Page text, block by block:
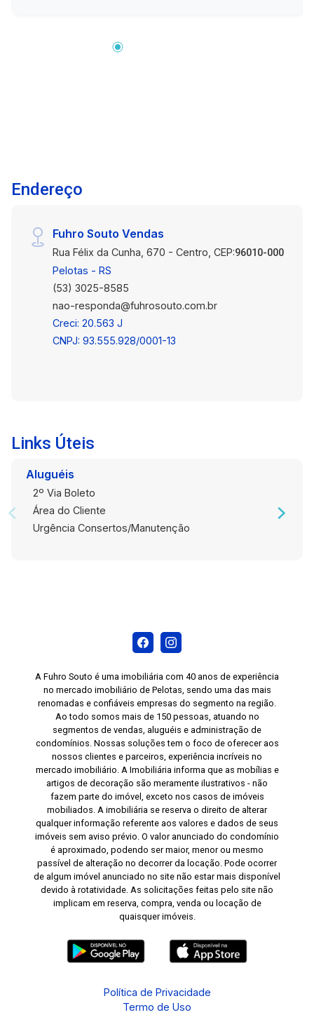
qualidade de vida. Um imóvel raro de encontrar,
Endereço
Fuhro Souto Vendas
Rua Félix da Cunha, 670 - Centro, CEP:96010-000
Pelotas - RS
(53) 3025-8585
nao-responda@fuhrosouto.com.br
Creci: 20.563 J
CNPJ: 93.555.928/0001-13
Links Úteis
Aluguéis
2º Via Boleto
Área do Cliente
Urgência Consertos/Manutenção
A Fuhro Souto é uma imobiliária com 40 anos de experiência
no mercado imobiliário de Pelotas, sendo uma das mais
renomadas e confiáveis empresas do segmento na região.
Ao todo somos mais de 150 pessoas, atuando no
segmentos de vendas, aluguéis e administração de
condomínios. Nossas soluções tem o foco de oferecer aos
nossos clientes e parceiros, experiência incríveis no
mercado imobiliário. A Imobiliária informa que as mobílias e
artigos de decoração são meramente ilustrativos - não
fazem parte do imóvel, exceto nos casos de imóveis
mobiliados. A imobiliária se reserva o direito de alterar
qualquer informação referente aos valores e dados de seus
imóveis sem aviso prévio. O valor anunciado do condomínio
é aproximado, podendo ser maior, menor ou mesmo
passível de alteração no decorrer da locação. Pode ocorrer
de algum imóvel anunciado no site não estar mais disponível
devido à rotatividade. As solicitações feitas pelo site não
implicam em reserva, compra, venda ou locação de
quaisquer imóveis.
Política de Privacidade
Termo de Uso